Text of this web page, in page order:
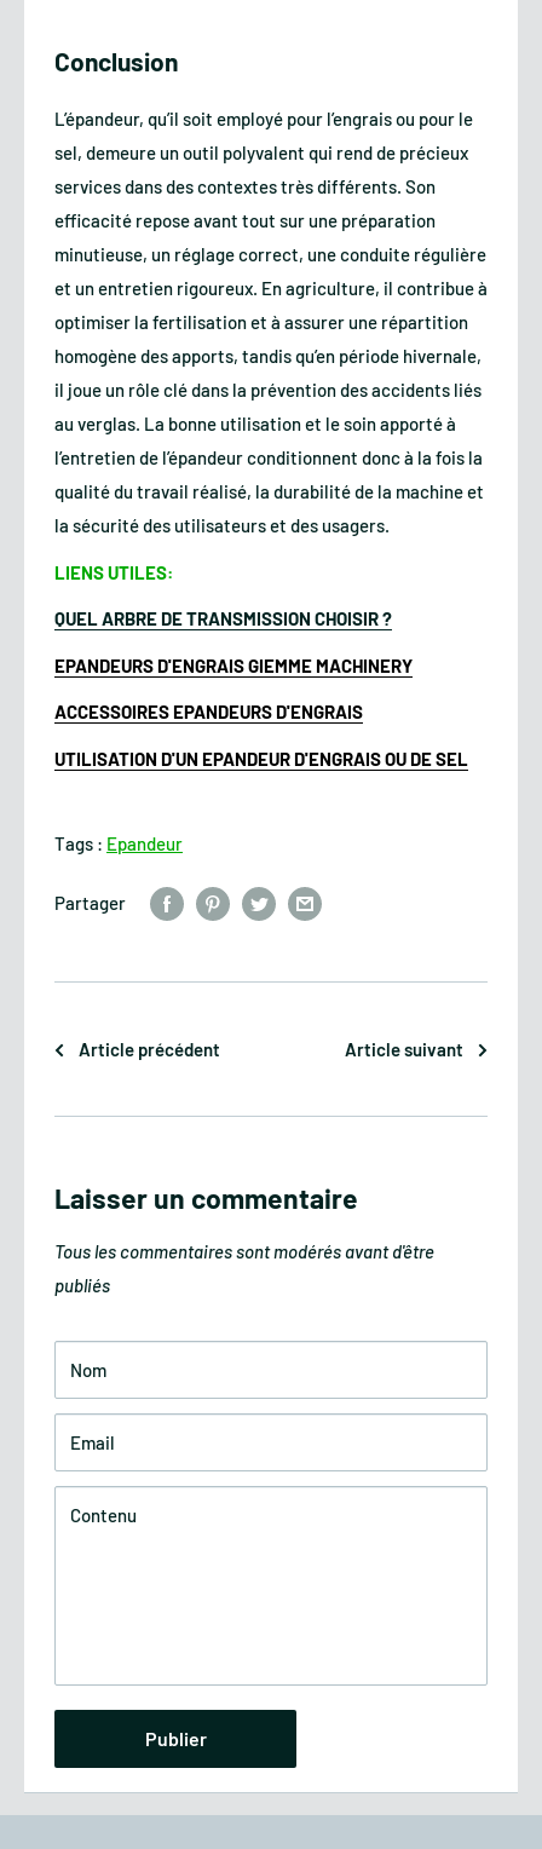
Conclusion
L’épandeur, qu’il soit employé pour l’engrais ou pour le
sel, demeure un outil polyvalent qui rend de précieux
services dans des contextes très différents. Son
efficacité repose avant tout sur une préparation
minutieuse, un réglage correct, une conduite régulière
et un entretien rigoureux. En agriculture, il contribue à
optimiser la fertilisation et à assurer une répartition
homogène des apports, tandis qu’en période hivernale,
il joue un rôle clé dans la prévention des accidents liés
au verglas. La bonne utilisation et le soin apporté à
l’entretien de l’épandeur conditionnent donc à la fois la
qualité du travail réalisé, la durabilité de la machine et
la sécurité des utilisateurs et des usagers.
LIENS UTILES:
QUEL ARBRE DE TRANSMISSION CHOISIR ?
EPANDEURS D'ENGRAIS GIEMME MACHINERY
ACCESSOIRES EPANDEURS D'ENGRAIS
UTILISATION D'UN EPANDEUR D'ENGRAIS OU DE SEL
Tags : Epandeur
Partager
Article précédent Article suivant
Laisser un commentaire
Tous les commentaires sont modérés avant d'être
publiés
Nom
Email
Contenu
Publier